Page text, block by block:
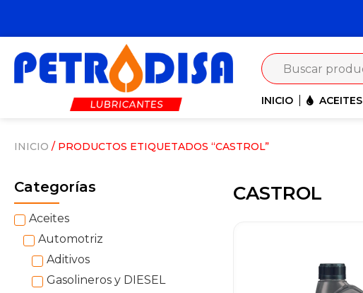
INICIO ACEITES
INICIO / PRODUCTOS ETIQUETADOS “CASTROL”
Categorías
Aceites
Automotriz
Aditivos
Gasolineros y DIESEL
CASTROL